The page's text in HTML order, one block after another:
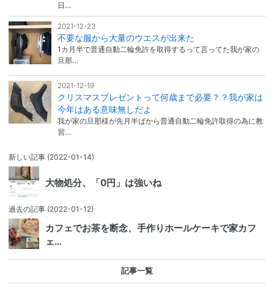
日…
2021-12-23
不要な服から大量のウエスが出来た
1カ月半で普通自動二輪免許を取得するって言ってた我が家の
旦那…
2021-12-19
クリスマスプレゼントって何歳まで必要？？我が家は
今年はある意味無しだよ
我が家の旦那様が先月半ばから普通自動二輪免許取得の為に教
習…
新しい記事 (2022-01-14)
大物処分、「0円」は強いね
過去の記事 (2022-01-12)
カフェでお茶を断念、手作りホールケーキで家カフ
ェ…
記事一覧